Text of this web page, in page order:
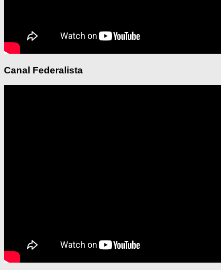
Canal Federalista